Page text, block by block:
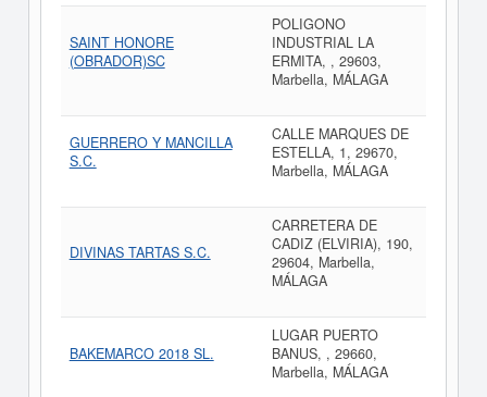
SAINT HONORE
(OBRADOR)SC
POLIGONO
INDUSTRIAL LA
ERMITA, , 29603,
Marbella, MÁLAGA
GUERRERO Y MANCILLA
S.C.
CALLE MARQUES DE
ESTELLA, 1, 29670,
Marbella, MÁLAGA
DIVINAS TARTAS S.C.
CARRETERA DE
CADIZ (ELVIRIA), 190,
29604, Marbella,
MÁLAGA
BAKEMARCO 2018 SL.
LUGAR PUERTO
BANUS, , 29660,
Marbella, MÁLAGA